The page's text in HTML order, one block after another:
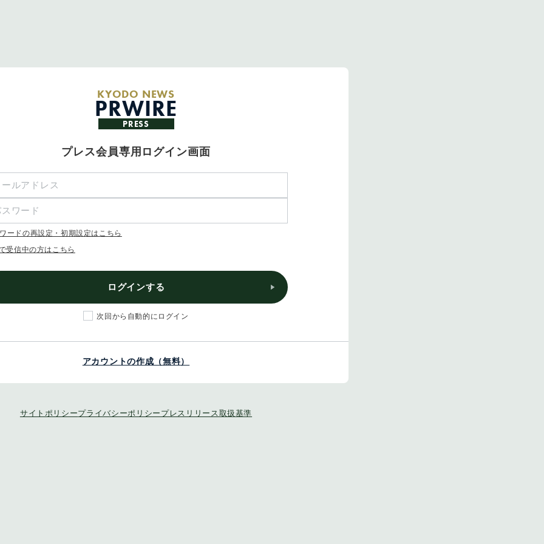
KYODO NEWS
PRWIRE
PRESS
プレス会員専用ログイン画面
ードの再設定・初期設定はこちら
受信中の方はこちら
ログインする
次回から自動的にログイン
アカウントの作成（無料）
サイトポリシープライバシーポリシー プレスリリース取扱基準